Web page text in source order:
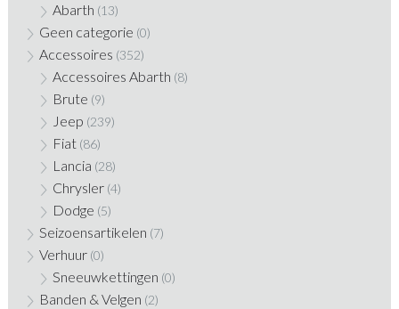
Abarth (13)
Geen categorie (0)
Accessoires (352)
Accessoires Abarth (8)
Brute (9)
Jeep (239)
Fiat (86)
Lancia (28)
Chrysler (4)
Dodge (5)
Seizoensartikelen (7)
Verhuur (0)
Sneeuwkettingen (0)
Banden & Velgen (2)